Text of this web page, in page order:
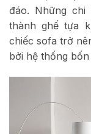
đáo. Những
thành ghế tựa
chiếc sofa trở
bởi hệ thống